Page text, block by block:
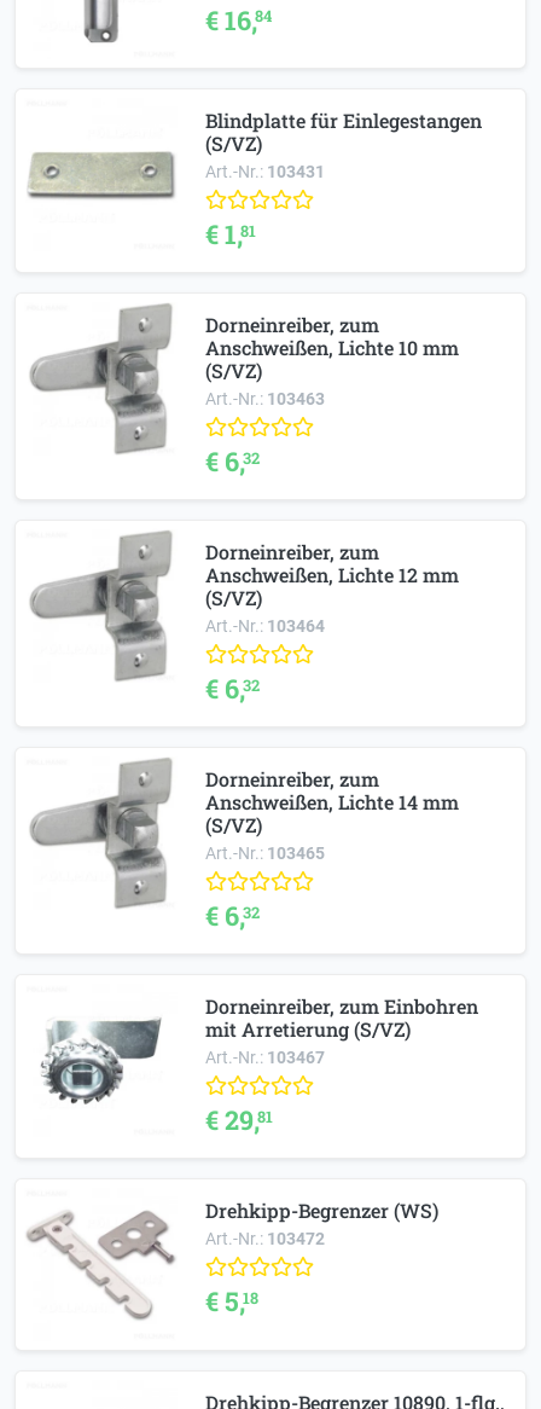
€ 16,84
Blindplatte für Einlegestangen
(S/VZ)
Art.-Nr.: 103431
€ 1,81
Dorneinreiber, zum
Anschweißen, Lichte 10 mm
(S/VZ)
Art.-Nr.: 103463
€ 6,32
Dorneinreiber, zum
Anschweißen, Lichte 12 mm
(S/VZ)
Art.-Nr.: 103464
€ 6,32
Dorneinreiber, zum
Anschweißen, Lichte 14 mm
(S/VZ)
Art.-Nr.: 103465
€ 6,32
Dorneinreiber, zum Einbohren
mit Arretierung (S/VZ)
Art.-Nr.: 103467
€ 29,81
Drehkipp-Begrenzer (WS)
Art.-Nr.: 103472
€ 5,18
Drehkipp-Begrenzer 10890, 1-flg.,